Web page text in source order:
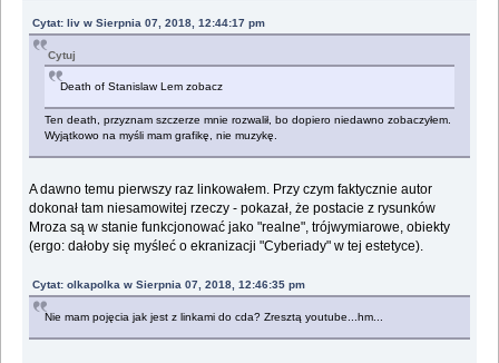
Cytat: liv w Sierpnia 07, 2018, 12:44:17 pm
Cytuj
Death of Stanislaw Lem zobacz
Ten death, przyznam szczerze mnie rozwalił, bo dopiero niedawno zobaczyłem.
Wyjątkowo na myśli mam grafikę, nie muzykę.
A dawno temu pierwszy raz linkowałem. Przy czym faktycznie autor
dokonał tam niesamowitej rzeczy - pokazał, że postacie z rysunków
Mroza są w stanie funkcjonować jako "realne", trójwymiarowe, obiekty
(ergo: dałoby się myśleć o ekranizacji "Cyberiady" w tej estetyce).
Cytat: olkapolka w Sierpnia 07, 2018, 12:46:35 pm
Nie mam pojęcia jak jest z linkami do cda? Zresztą youtube...hm...